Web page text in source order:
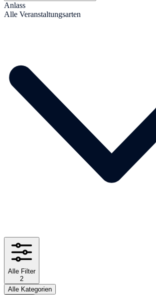
Anlass
Alle Veranstaltungsarten
Alle Filter
2
Alle Kategorien